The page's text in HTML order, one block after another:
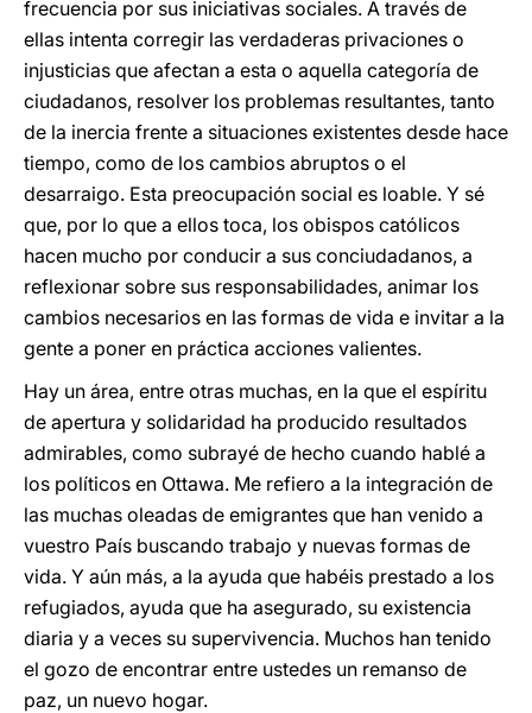
frecuencia por sus iniciativas sociales. A través de
ellas intenta corregir las verdaderas privaciones o
injusticias que afectan a esta o aquella categoría de
ciudadanos, resolver los problemas resultantes, tanto
de la inercia frente a situaciones existentes desde hace
tiempo, como de los cambios abruptos o el
desarraigo. Esta preocupación social es loable. Y sé
que, por lo que a ellos toca, los obispos católicos
hacen mucho por conducir a sus conciudadanos, a
reflexionar sobre sus responsabilidades, animar los
cambios necesarios en las formas de vida e invitar a la
gente a poner en práctica acciones valientes.
Hay un área, entre otras muchas, en la que el espíritu
de apertura y solidaridad ha producido resultados
admirables, como subrayé de hecho cuando hablé a
los políticos en Ottawa. Me refiero a la integración de
las muchas oleadas de emigrantes que han venido a
vuestro País buscando trabajo y nuevas formas de
vida. Y aún más, a la ayuda que habéis prestado a los
refugiados, ayuda que ha asegurado, su existencia
diaria y a veces su supervivencia. Muchos han tenido
el gozo de encontrar entre ustedes un remanso de
paz, un nuevo hogar.